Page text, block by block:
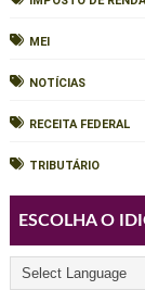
MEI
NOTÍCIAS
RECEITA FEDERAL
TRIBUTÁRIO
ESCOLHA O